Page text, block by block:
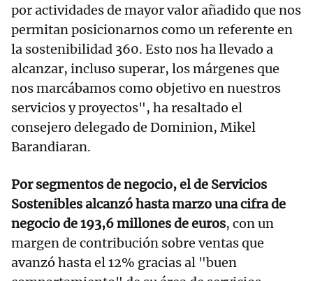
por actividades de mayor valor añadido que nos
permitan posicionarnos como un referente en
la sostenibilidad 360. Esto nos ha llevado a
alcanzar, incluso superar, los márgenes que
nos marcábamos como objetivo en nuestros
servicios y proyectos", ha resaltado el
consejero delegado de Dominion, Mikel
Barandiaran.
Por segmentos de negocio, el de Servicios
Sostenibles alcanzó hasta marzo una cifra de
negocio de 193,6 millones de euros, con un
margen de contribución sobre ventas que
avanzó hasta el 12% gracias al "buen